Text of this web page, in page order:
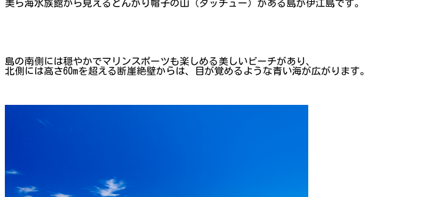
美ら海水族館から見えるとんがり帽子の山（タッチュー）がある島が伊江島です。
島の南側には穏やかでマリンスポーツも楽しめる美しいビーチがあり、
北側には高さ60mを超える断崖絶壁からは、目が覚めるような青い海が広がります。